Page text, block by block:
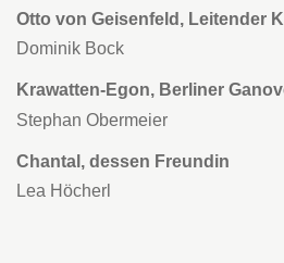
Otto von Geisenfeld, Leitender
Dominik Bock
Krawatten-Egon, Berliner
Stephan Obermeier
Chantal, dessen Freundin
Lea Höcherl